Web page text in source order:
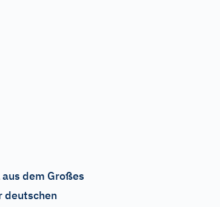
dem Großes
deutschen